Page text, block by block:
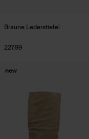
Braune Lederstiefel
227.99
new